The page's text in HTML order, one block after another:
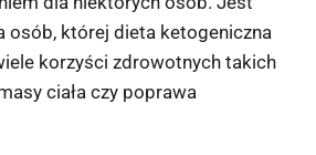
osób, której dieta ketogeniczna
korzyści zdrowotnych takich
ciała czy poprawa